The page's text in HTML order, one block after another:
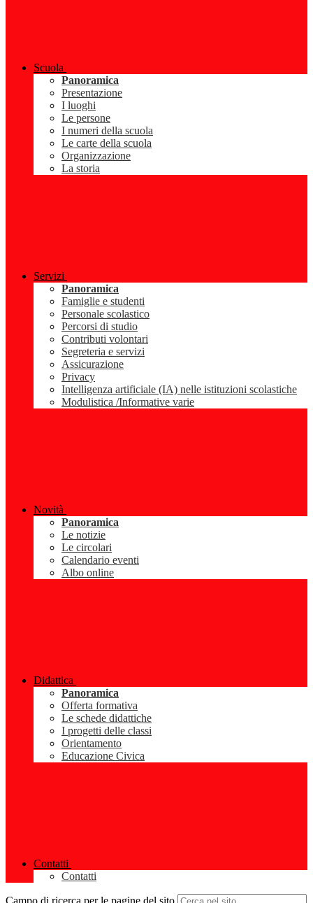
Scuola
Panoramica
Presentazione
I luoghi
Le persone
I numeri della scuola
Le carte della scuola
Organizzazione
La storia
Servizi
Panoramica
Famiglie e studenti
Personale scolastico
Percorsi di studio
Contributi volontari
Segreteria e servizi
Assicurazione
Privacy
Intelligenza artificiale (IA) nelle istituzioni scolastiche
Modulistica /Informative varie
Novità
Panoramica
Le notizie
Le circolari
Calendario eventi
Albo online
Didattica
Panoramica
Offerta formativa
Le schede didattiche
I progetti delle classi
Orientamento
Educazione Civica
Contatti
Contatti